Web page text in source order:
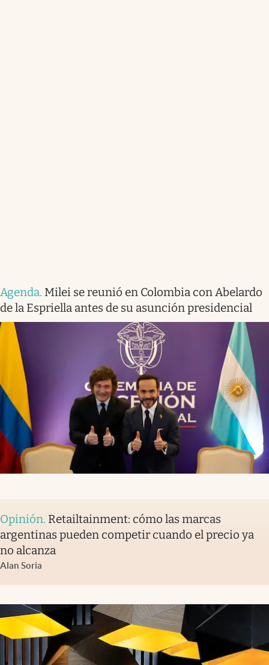
Agenda. Milei se reunió en Colombia con Abelardo
de la Espriella antes de su asunción presidencial
Opinión. Retailtainment: cómo las marcas
argentinas pueden competir cuando el precio ya
no alcanza
Alan Soria